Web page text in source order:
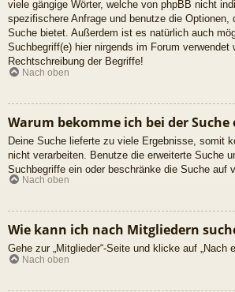
viele gängige Wörter, welche von phpBB nicht
spezifischere Anfrage und benutze die Optionen,
Suche bietet. Außerdem ist es natürlich auch
Suchbegriff(e) hier nirgends im Forum verwendet
Rechtschreibung der Begriffe!
Nach oben
Warum bekomme ich bei der Suche
Deine Suche lieferte zu viele Ergebnisse, somit
nicht verarbeiten. Benutze die erweiterte Suche
Suchbegriffe ein oder beschränke die Suche auf
Nach oben
Wie kann ich nach Mitgliedern
Gehe zur „Mitglieder“-Seite und klicke auf „Nach
Nach oben